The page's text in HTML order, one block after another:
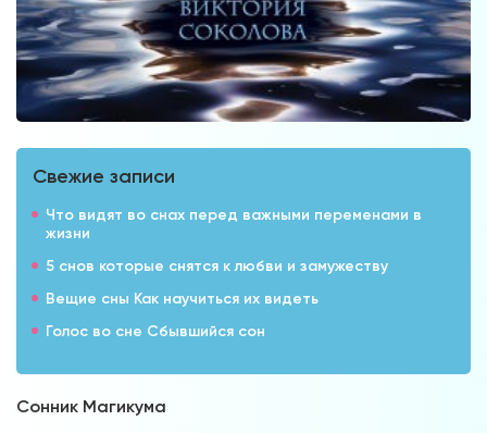
Свежие записи
Что видят во снах перед важными переменами в
жизни
5 снов которые снятся к любви и замужеству
Вещие сны Как научиться их видеть
Голос во сне Сбывшийся сон
Сонник Магикума